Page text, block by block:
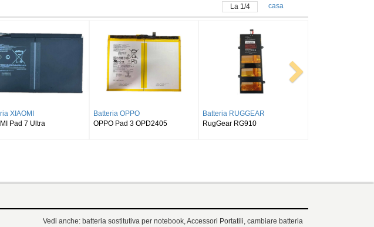
La 1/4 casa
Batteria SAMSUNG
SAMSUNG Galaxy Tab S9FE
Batteria SAMSUNG
SAMSUNG Tab Active Pro SM-
Batteria ALLDOCUBE
Alldocube T50
Vedi anche: batteria sostitutiva per notebook, Accessori Portatili, cambiare batteria